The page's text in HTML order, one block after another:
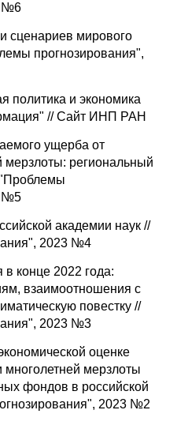
№6
сценариев мирового
прогнозирования",
политика и экономика
// Сайт ИНП РАН
ущерба от
мерзлоты: региональный
"Проблемы
№5
академии наук //
2023 №4
в конце 2022 года:
взаимоотношения с
повестку //
2023 №3
оценке
многолетней мерзлоты
фондов в российской
2023 №2